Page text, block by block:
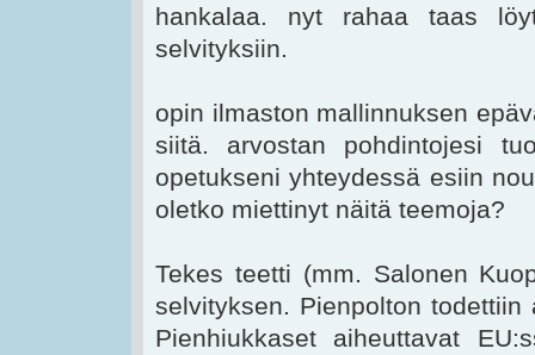
hankalaa. nyt rahaa taas
selvityksiin.
opin ilmaston mallinnuksen
siitä. arvostan pohdintojesi
opetukseni yhteydessä esiin
oletko miettinyt näitä teemoja?
Tekes teetti (mm. Salonen
selvityksen. Pienpolton
Pienhiukkaset aiheuttavat